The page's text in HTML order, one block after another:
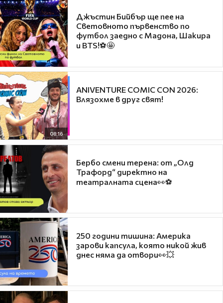
Джъстин Бийбър ще пее на
Световното първенство по
футбол заедно с Мадона, Шакира
и BTS!⚽🤩
08:16
ANIVENTURE COMIC CON 2026:
Влязохме в друг свят!
Бербо смени терена: от „Олд
Трафорд“ директно на
театралната сцена👀⚽
250 години тишина: Америка
зарови капсула, която никой жив
днес няма да отвори👀💥